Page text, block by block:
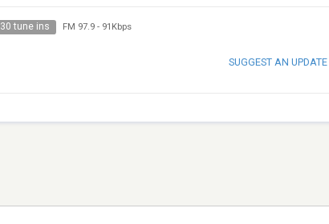
30 tune ins FM 97.9- 91Kbps
SUGGEST AN UPDATE